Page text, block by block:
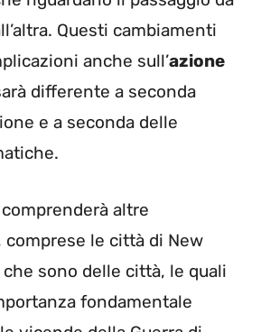
Questi cambiamenti
anche sull’azione
differente a seconda
e a seconda delle
altre
le città di New
sono delle città, le quali
fondamentale